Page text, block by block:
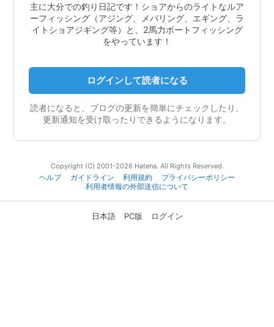
主に大分での釣り日記です！ショアからのライトなルア
ーフィッシング（アジング、メバリング、エギング、ラ
イトショアジギング等）と、2馬力ボートフィッシング
をやっています！
ログインして読者になる
読者になると、ブログの更新を簡単にチェックしたり、
更新通知を受け取ったりできるようになります。
Copyright (C) 2001-2026 Hatena. All Rights Reserved.
ヘルプ
ガイドライン 利用規約
プライバシーポリシー
利用者情報の外部送信について
日本語 PC版 ログイン